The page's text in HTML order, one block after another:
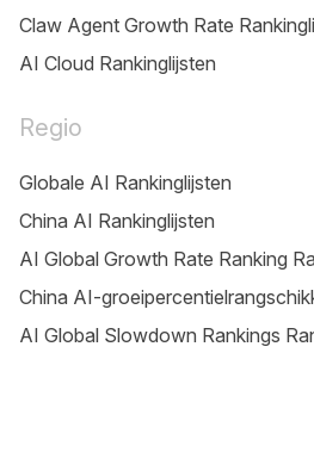
Claw Agent Growth Rate
AI Cloud Rankinglijsten
Regio
Globale AI Rankinglijsten
China AI Rankinglijsten
AI Global Growth Rate Ranking
China AI-
AI Global Slowdown Rankings